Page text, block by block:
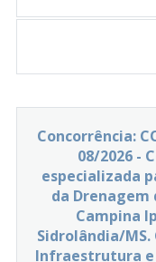
Concorrência:
08/2026 -
especializada
da Drenagem
Campina
Sidrolândia/
Infraestrutura e